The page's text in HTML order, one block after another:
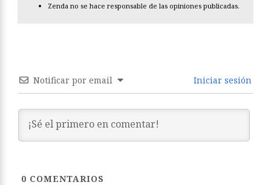
Zenda no se hace responsable de las opiniones publicadas.
Notificar por email Iniciar sesión
0 COMENTARIOS